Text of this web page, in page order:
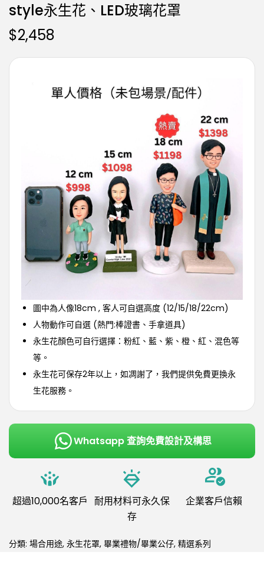
style永生花、LED玻璃花罩
$2,458
圖中為人像18cm , 客人可自選高度 (12/15/18/22cm)
人物動作可自選 (熱門:棒證書、手拿道具)
永生花顏色可自行選擇：粉紅、藍、紫、橙、紅、混色等
等。
永生花可保存2年以上，如凋謝了，我們提供免費更換永
生花服務。
Whatsapp 查詢免費設計及構思
超過10,000名客戶 耐用材料可永久保
存
企業客戶信賴
分類: 場合用途, 永生花罩, 畢業禮物/畢業公仔, 精選系列